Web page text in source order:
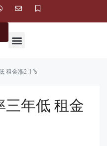
租金漲2.1%
三年低 租金